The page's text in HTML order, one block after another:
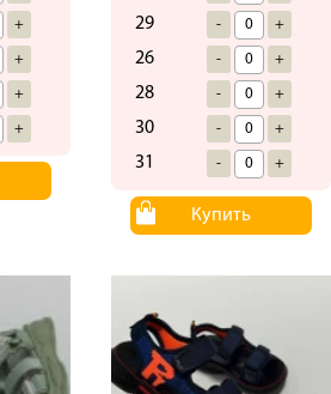
+
+
+
+
29 - +
26 - +
28 - +
30 - +
31 - +
Купить